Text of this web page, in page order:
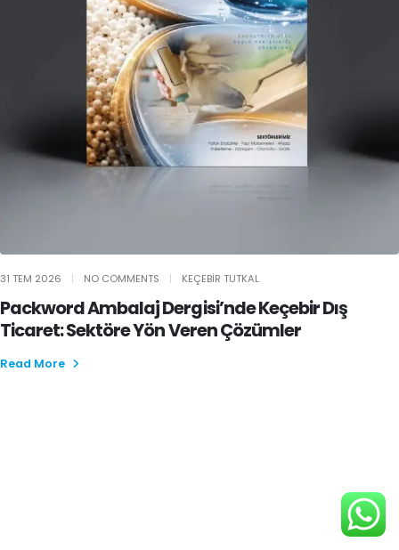
31 TEM 2026 NO COMMENTS KEÇEBIR TUTKAL
Packword Ambalaj Dergisi’nde Keçebir Dış
Ticaret: Sektöre Yön Veren Çözümler
Read More